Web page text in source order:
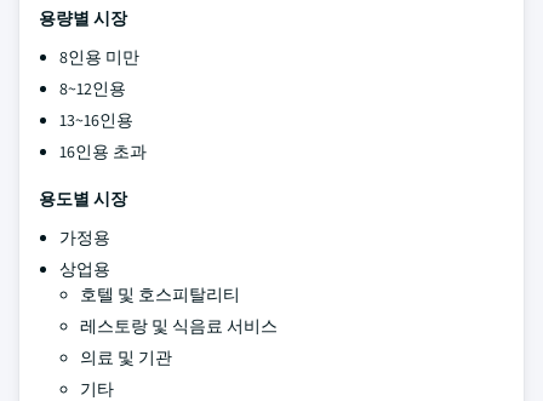
용량별 시장
8인용 미만
8~12인용
13~16인용
16인용 초과
용도별 시장
가정용
상업용
호텔 및 호스피탈리티
레스토랑 및 식음료 서비스
의료 및 기관
기타